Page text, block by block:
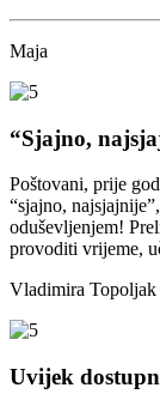
Maja
“Sjajno,
Poštovani, prije
“sjajno,
oduševljenjem!
provoditi vrijeme,
Vladimira Topoljak
Uvijek